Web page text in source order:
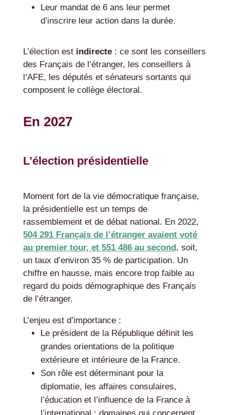
Leur mandat de 6 ans leur permet
d’inscrire leur action dans la durée.
L’élection est indirecte: ce sont les conseillers
des Français de l’étranger, les conseillers à
l’AFE, les députés et sénateurs sortants qui
composent le collège électoral.
En 2027
L’élection présidentielle
Moment fort de la vie démocratique française,
la présidentielle est un temps de
rassemblement et de débat national. En 2022,
504 291 Français de l’étranger avaient voté
au premier tour, et 551 486 au second , soit,
un taux d’environ 35 % de participation. Un
chiffre en hausse, mais encore trop faible au
regard du poids démographique des Français
de l’étranger.
L’enjeu est d’importance :
Le président de la République définit les
grandes orientations de la politique
extérieure et intérieure de la France.
Son rôle est déterminant pour la
diplomatie, les affaires consulaires,
l’éducation et l’influence de la France à